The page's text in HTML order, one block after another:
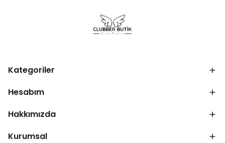
Kategoriler
Hesabım
Hakkımızda
Kurumsal